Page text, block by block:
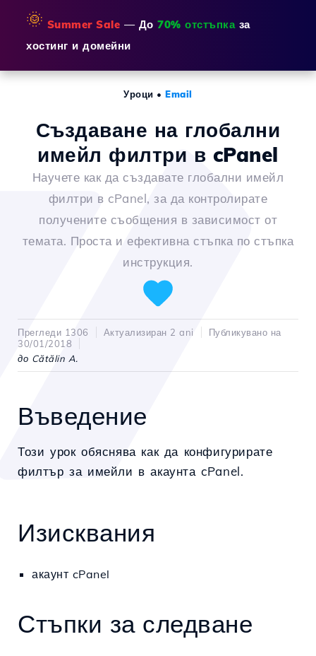
🌞 Summer Sale — До 70% отстъпказа
хостинг и домейни
Уроци •Email
Създаване на глобални
имейл филтри в cPanel
Научете как да създавате глобални имейл
филтри в cPanel, за да контролирате
получените съобщения в зависимост от
темата. Проста и ефективна стъпка по стъпка
инструкция.
Прегледи 1306 Актуализиран 2 ani
Публикувано на
30/01/2018
до Cătălin A.
Въведение
Този урок обяснява как да конфигурирате
филтър за имейли в акаунта cPanel.
Изисквания
акаунт cPanel
Стъпки за следване